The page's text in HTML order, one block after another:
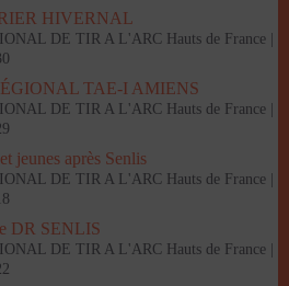
HIVERNAL
DE TIR A L'ARC Hauts de France
TAE-I AMIENS
DE TIR A L'ARC Hauts de France
jeunes après Senlis
DE TIR A L'ARC Hauts de France
DR SENLIS
DE TIR A L'ARC Hauts de France